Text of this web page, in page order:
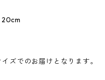
ズでのお届けとなります。